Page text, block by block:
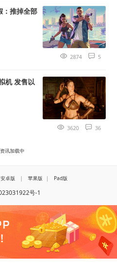
：推掉全部
2874 5
机 发售以
3620 36
讯加载中
安卓版 | 苹果版 | Pad版
号-1